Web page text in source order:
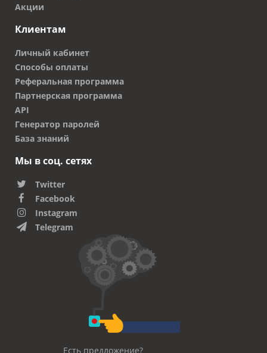
Акции
Клиентам
Личный кабинет
Способы оплаты
Реферальная программа
Партнерская программа
API
Генератор паролей
База знаний
Мы в соц. сетях
Twitter
Facebook
Instagram
Telegram
Есть предложение?